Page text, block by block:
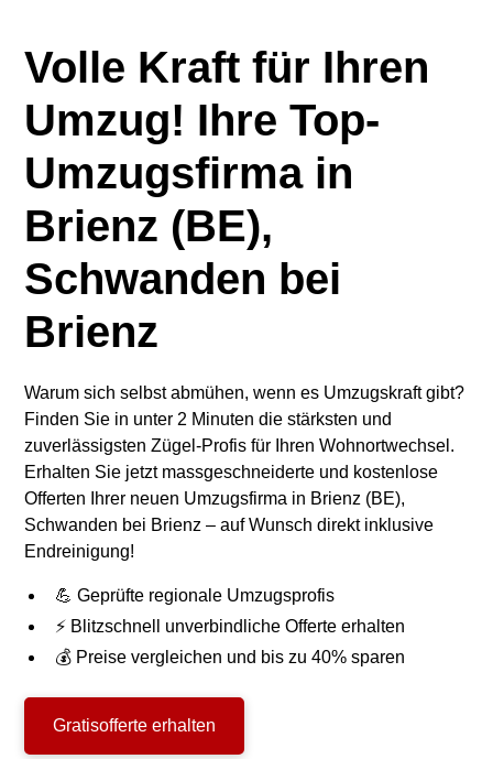
Volle Kraft für Ihren
Umzug! Ihre Top-
Umzugsfirma in
Brienz (BE),
Schwanden bei
Brienz
Warum sich selbst abmühen, wenn es Umzugskraft gibt?
Finden Sie in unter 2 Minuten die stärksten und
zuverlässigsten Zügel-Profis für Ihren Wohnortwechsel.
Erhalten Sie jetzt massgeschneiderte und kostenlose
Offerten Ihrer neuen Umzugsfirma in Brienz (BE),
Schwanden bei Brienz – auf Wunsch direkt inklusive
Endreinigung!
💪 Geprüfte regionale Umzugsprofis
⚡ Blitzschnell unverbindliche Offerte erhalten
💰 Preise vergleichen und bis zu 40% sparen
Gratisofferte erhalten